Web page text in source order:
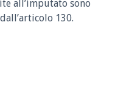
all’imputato sono
130.